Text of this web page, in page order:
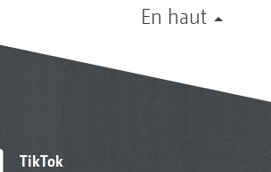
En haut
TikTok